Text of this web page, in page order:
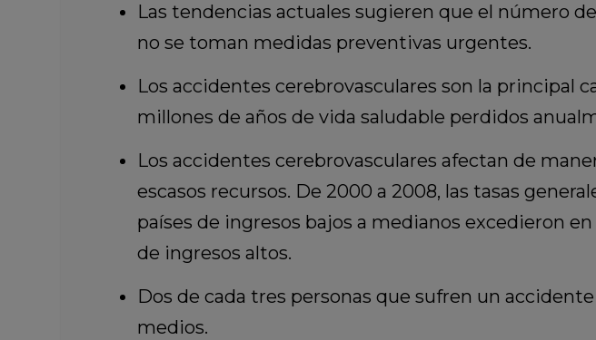
Las tendencias actuales sugieren que el número
no se toman medidas preventivas urgentes.
Los accidentes cerebrovasculares son la principal
millones de años de vida saludable perdidos
Los accidentes cerebrovasculares afectan de
escasos recursos. De 2000 a 2008, las tasas
países de ingresos bajos a medianos excedieron
de ingresos altos.
Dos de cada tres personas que sufren un
medios.